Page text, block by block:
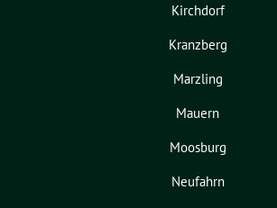
Kirchdorf
Kranzberg
Marzling
Mauern
Moosburg
Neufahrn